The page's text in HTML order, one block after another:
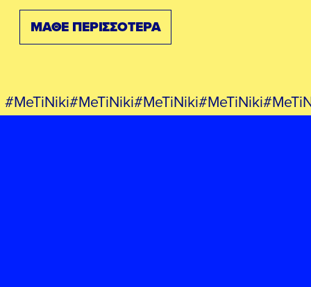
ΜΑΘΕ ΠΕΡΙΣΣΟΤΕΡΑ